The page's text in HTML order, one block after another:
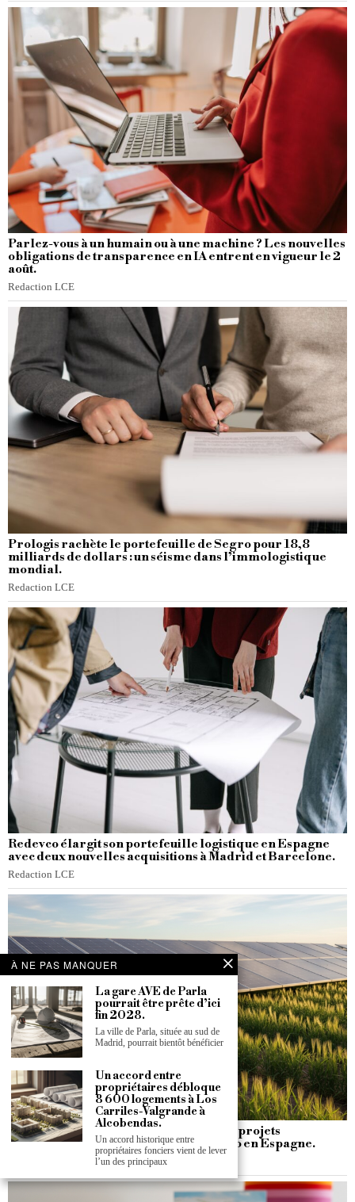
Parlez-vous à un humain ou à une machine ? Les nouvelles
obligations de transparence en IA entrent en vigueur le 2
août.
Redaction LCE
Prologis rachète le portefeuille de Segro pour 18,8
milliards de dollars : un séisme dans l’immologistique
mondial.
Redaction LCE
Redevco élargit son portefeuille logistique en Espagne
avec deux nouvelles acquisitions à Madrid et Barcelone.
Redaction LCE
Plus de huit millions d’euros pour deux projets
agrivoltaïques à Aldealices et Castilfrío en Espagne.
À NE PAS MANQUER
La gare AVE de Parla
pourrait être prête d’ici
fin 2028.
La ville de Parla, située au sud de
Madrid, pourrait bientôt bénéficier
Un accord entre
propriétaires débloque
8 600 logements à Los
Carriles-Valgrande à
Alcobendas.
Un accord historique entre
propriétaires fonciers vient de lever
l’un des principaux